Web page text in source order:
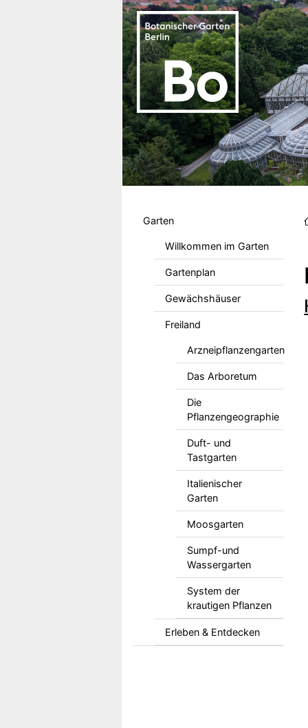
Garten
Willkommen im Garten
Gartenplan
Gewächshäuser
Freiland
Arzneipflanzengarten
Das Arboretum
Die
Pflanzengeographie
Duft- und
Tastgarten
Italienischer
Garten
Moosgarten
Sumpf-und
Wassergarten
System der
krautigen Pflanzen
Erleben & Entdecken